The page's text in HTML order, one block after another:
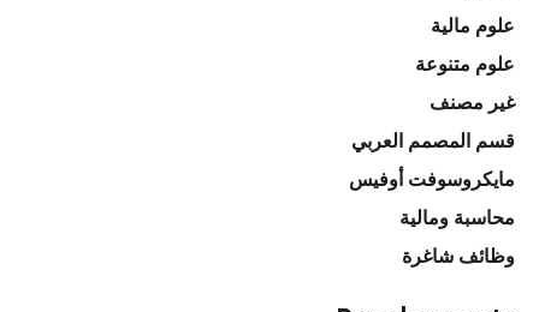
علوم مالية
علوم متنوعة
غير مصنف
قسم المصمم العربي
مايكروسوفت أوفيس
محاسبة ومالية
وظائف شاغرة